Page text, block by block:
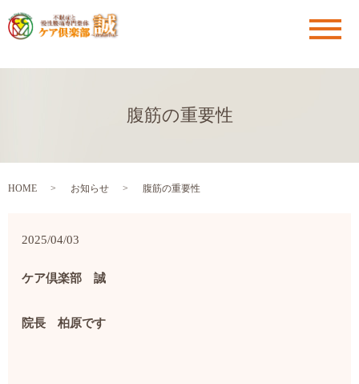
メ
腹筋の重要性
HOME お知らせ 腹筋の重要性
2025/04/03
ケア倶楽部 誠
院長 柏原です